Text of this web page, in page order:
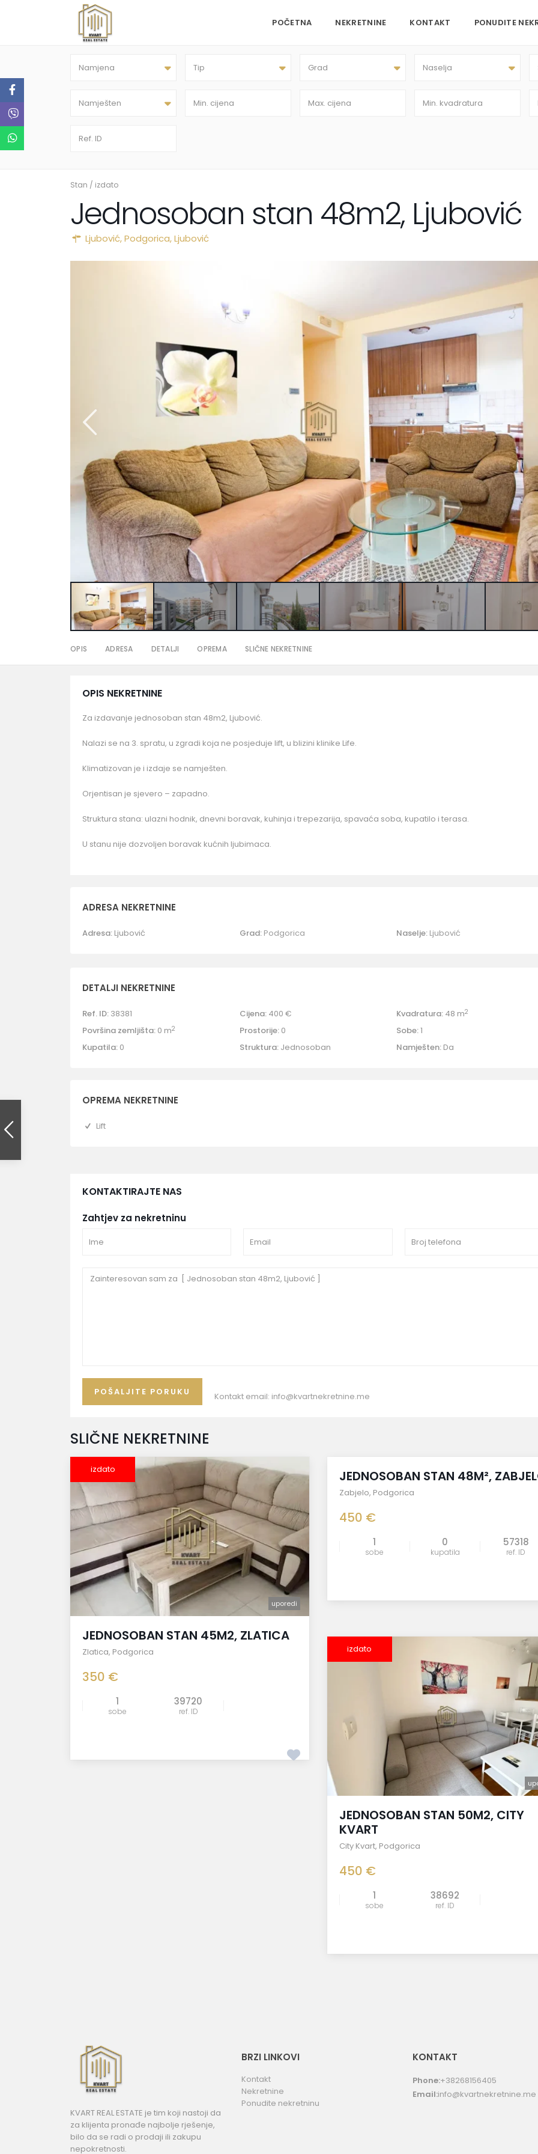
POČETNA NEKRETNINE KONTAKT PONUDITE
Namjena Tip Grad Naselja
Namješten
Stan / izdato
Jednosoban stan 48m2, Ljubović
Ljubović,Podgorica,Ljubović
OPIS ADRESA DETALJI OPREMA SLIČNE NEKRETNINE
OPIS NEKRETNINE
Za izdavanje jednosoban stan 48m2, Ljubović.
Nalazi se na 3. spratu, u zgradi koja ne posjeduje lift, u blizini klinike Life.
Klimatizovan je i izdaje se namješten.
Orjentisan je sjevero – zapadno.
Struktura stana: ulazni hodnik, dnevni boravak, kuhinja i trepezarija, spavaća soba, kupatilo i terasa.
U stanu nije dozvoljen boravak kućnih ljubimaca.
ADRESA NEKRETNINE
Adresa: Ljubović Grad: Podgorica Naselje: Ljubović
DETALJI NEKRETNINE
Ref. ID: 38381 Cijena: 400 € Kvadratura: 48 m2
Površina zemljišta: 0 m2 Prostorije:0 Sobe:1
Kupatila: 0 Struktura:Jednosoban Namješten: Da
OPREMA NEKRETNINE
Lift
KONTAKTIRAJTE NAS
Zahtjev za nekretninu
Kontakt email: info@kvartnekretnine.me
SLIČNE NEKRETNINE
izdato
uporedi
JEDNOSOBAN STAN 45M2, ZLATICA
Zlatica, Podgorica
350 €
1
sobe
39720
ref. ID
izdato
uporedi
JEDNOSOBAN STAN 48M²,
Zabjelo, Podgorica
450 €
1
sobe
0
kupatila
57318
ref. ID
izdato
JEDNOSOBAN STAN 50M2, CITY
KVART
City Kvart, Podgorica
450 €
1
sobe
38692
ref. ID
KVART REAL ESTATE je tim koji nastoji da
za klijenta pronađe najbolje rješenje,
bilo da se radi o prodaji ili zakupu
nepokretnosti.
BRZI LINKOVI
Kontakt
Nekretnine
Ponudite nekretninu
KONTAKT
Phone:+38268156405
Email:info@kvartnekretnine.me